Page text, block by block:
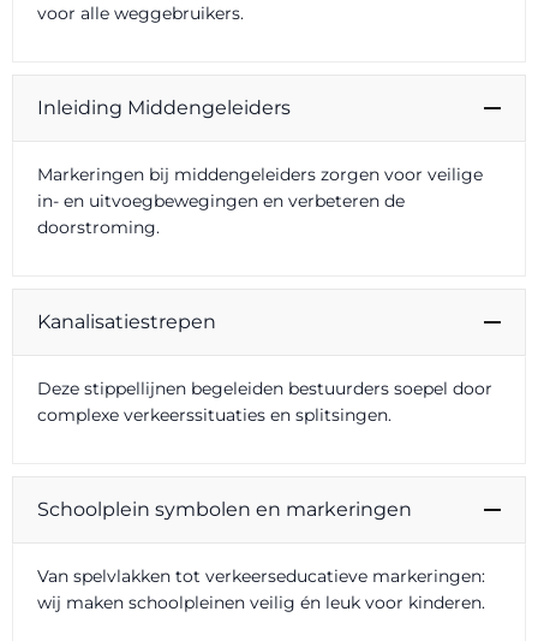
voor alle weggebruikers.
Inleiding Middengeleiders
Markeringen bij middengeleiders zorgen voor veilige
in- en uitvoegbewegingen en verbeteren de
doorstroming.
Kanalisatiestrepen
Deze stippellijnen begeleiden bestuurders soepel door
complexe verkeerssituaties en splitsingen.
Schoolplein symbolen en markeringen
Van spelvlakken tot verkeerseducatieve markeringen:
wij maken schoolpleinen veilig én leuk voor kinderen.